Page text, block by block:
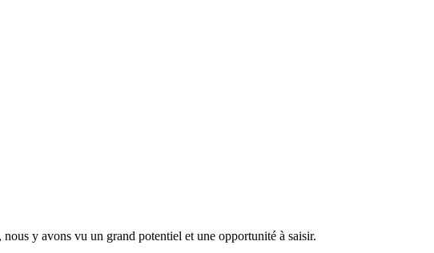
y avons vu un grand potentiel et une opportunité à saisir.